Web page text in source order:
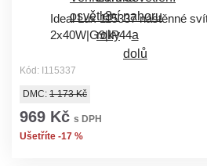
Ideal Lux 115337 nástěnné
2x40W|G9|IP44
Kód: I115337
DMC: 1 173 Kč
969 Kč s DPH
Ušetříte -17 %